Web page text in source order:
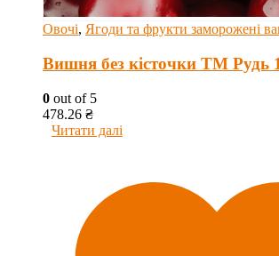
Овочі, Ягоди та фрукти заморожені
Вишня без кісточки ТМ Рудь
0 out of 5
478.26 ₴
Читати далі